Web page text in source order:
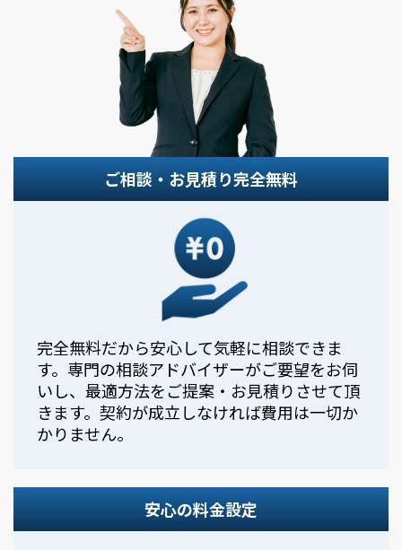
ご相談・お見積り完全無料
完全無料だから安心して気軽に相談できま
す。専門の相談アドバイザーがご要望をお伺
いし、最適方法をご提案・お見積りさせて頂
きます。契約が成立しなければ費用は一切か
かりません。
安心の料金設定